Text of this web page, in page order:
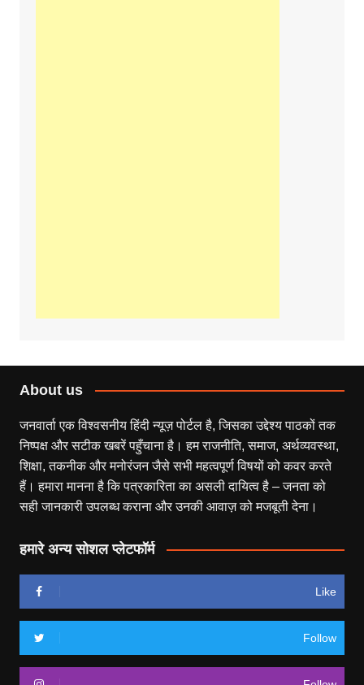
About us
जनवार्ता एक विश्वसनीय हिंदी न्यूज़ पोर्टल है, जिसका उद्देश्य पाठकों तक
निष्पक्ष और सटीक खबरें पहुँचाना है। हम राजनीति, समाज, अर्थव्यवस्था,
शिक्षा, तकनीक और मनोरंजन जैसे सभी महत्वपूर्ण विषयों को कवर करते
हैं। हमारा मानना है कि पत्रकारिता का असली दायित्व है – जनता को
सही जानकारी उपलब्ध कराना और उनकी आवाज़ को मजबूती देना।
हमारे अन्य सोशल प्लेटफॉर्म
Like
Follow